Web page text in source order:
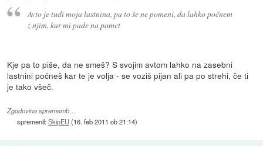
Avto je tudi moja lastnina, pa to še ne pomeni, da lahko počnem
z njim, kar mi pade na pamet
Kje pa to piše, da ne smeš? S svojim avtom lahko na zasebni
lastnini počneš kar te je volja - se voziš pijan ali pa po strehi, če ti
je tako všeč.
Zgodovina sprememb…
spremenil:SkipEU (16. feb 2011 ob 21:14)